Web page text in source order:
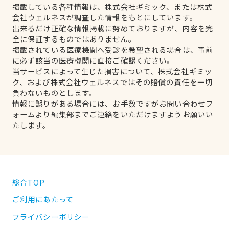
掲載している各種情報は、株式会社ギミック、または株式
会社ウェルネスが調査した情報をもとにしています。
出来るだけ正確な情報掲載に努めておりますが、内容を完
全に保証するものではありません。
掲載されている医療機関へ受診を希望される場合は、事前
に必ず該当の医療機関に直接ご確認ください。
当サービスによって生じた損害について、株式会社ギミッ
ク、および株式会社ウェルネスではその賠償の責任を一切
負わないものとします。
情報に誤りがある場合には、お手数ですがお問い合わせフ
ォームより編集部までご連絡をいただけますようお願いい
たします。
総合TOP
ご利用にあたって
プライバシーポリシー